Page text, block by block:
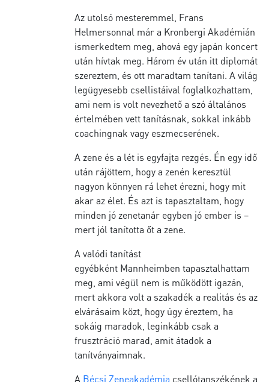
Az utolsó mesteremmel, Frans
Helmersonnal már a Kronbergi Akadémián
ismerkedtem meg, ahová egy japán koncert
után hívtak meg. Három év után itt diplomát
szereztem, és ott maradtam tanítani. A világ
legügyesebb csellistáival foglalkozhattam,
ami nem is volt nevezhető a szó általános
értelmében vett tanításnak, sokkal inkább
coachingnak vagy eszmecserének.
A zene és a lét is egyfajta rezgés. Én egy idő
után rájöttem, hogy a zenén keresztül
nagyon könnyen rá lehet érezni, hogy mit
akar az élet. És azt is tapasztaltam, hogy
minden jó zenetanár egyben jó ember is –
mert jól tanította őt a zene.
A valódi tanítást
egyébként Mannheimben tapasztalhattam
meg, ami végül nem is működött igazán,
mert akkora volt a szakadék a realitás és az
elvárásaim közt, hogy úgy éreztem, ha
sokáig maradok, leginkább csak a
frusztráció marad, amit átadok a
tanítványaimnak.
A Bécsi Zeneakadémia csellótanszékének a